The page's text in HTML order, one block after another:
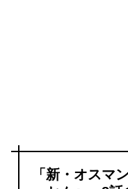
「新・オスマ